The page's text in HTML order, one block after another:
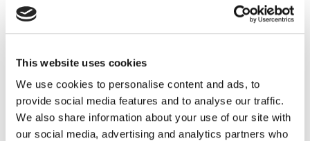
This website uses cookies
We use cookies to personalise content and ads, to
provide social media features and to analyse our traffic.
We also share information about your use of our site with
our social media, advertising and analytics partners who
El 48% se inclina por cocinar, el 29% prefiere pedir
su mamá. A su vez, el 28% de los mexicanos mandará
un regalo, el 23% se hará presente con una
videollamada y el 14% felicitará a su mamá de manera
tradicional, es decir, con una llamada telefónica.